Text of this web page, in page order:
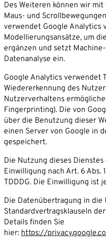
Des Weiteren können wir mit
Maus- und
verwendet Google Analytics
Modellierungsansätze, um
ergänzen und setzt
Datenanalyse ein.
Google Analytics verwendet
Wiedererkennung des
Nutzerverhaltens
Fingerprinting). Die von
über die Benutzung dieser
einen Server von Google in
gespeichert.
Die Nutzung dieses
Einwilligung nach Art. 6 Abs.
TDDDG. Die Einwilligung ist
Die Datenübertragung in die
Standardvertragsklauseln
Details finden Sie
hier: https://